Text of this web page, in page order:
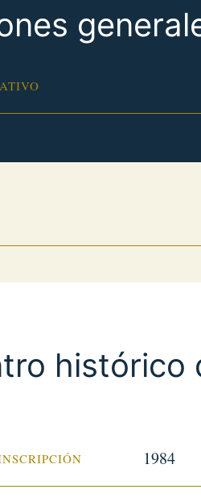
histórico
1984